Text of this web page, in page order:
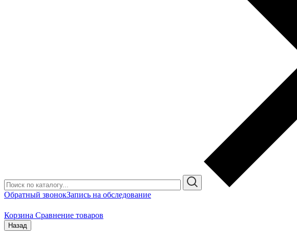
Обратный звонокЗапись на обследование
Корзина Сравнение товаров
Назад